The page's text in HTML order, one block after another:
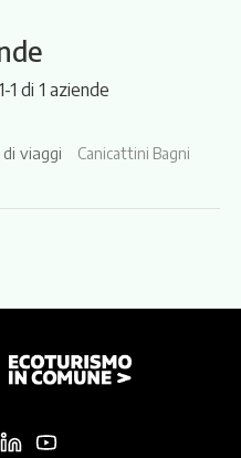
1 di 1 aziende
viaggi
Canicattini Bagni